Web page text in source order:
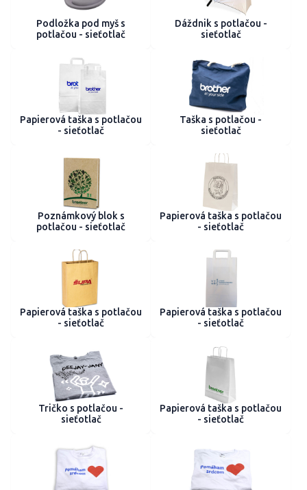
Podložka pod myš s
potlačou - sieťotlač
Dáždnik s potlačou -
sieťotlač
Papierová taška s potlačou
- sieťotlač
Taška s potlačou -
sieťotlač
Poznámkový blok s
potlačou - sieťotlač
Papierová taška s potlačou
- sieťotlač
Papierová taška s potlačou
- sieťotlač
Papierová taška s potlačou
- sieťotlač
Tričko s potlačou -
sieťotlač
Papierová taška s potlačou
- sieťotlač